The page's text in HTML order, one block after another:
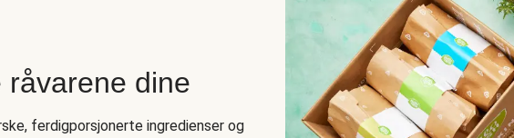
dine
ferdigporsjonerte ingredienser og